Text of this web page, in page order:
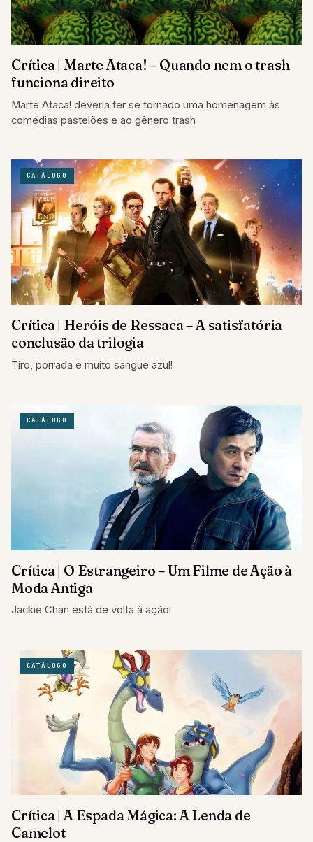
Crítica | Marte Ataca! – Quando nem o trash
funciona direito
Marte Ataca! deveria ter se tornado uma homenagem às
comédias pastelões e ao gênero trash
CATÁLOGO
Crítica | Heróis de Ressaca – A satisfatória
conclusão da trilogia
Tiro, porrada e muito sangue azul!
CATÁLOGO
Crítica | O Estrangeiro – Um Filme de Ação à
Moda Antiga
Jackie Chan está de volta à ação!
CATÁLOGO
Crítica | A Espada Mágica: A Lenda de
Camelot